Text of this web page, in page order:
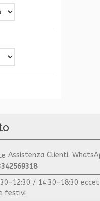
Assistenza Clienti:
12:30 / 14:30-18:30
festivi